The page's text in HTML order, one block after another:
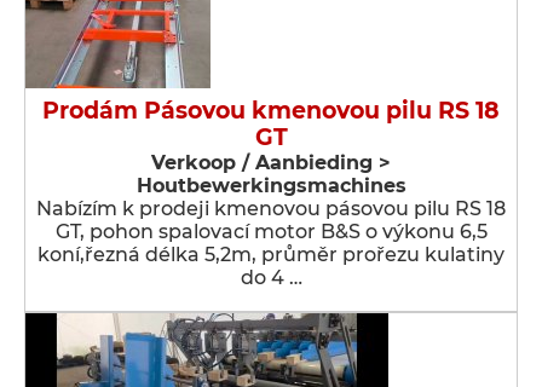
Prodám Pásovou kmenovou pilu RS 18
GT
Verkoop / Aanbieding >
Houtbewerkingsmachines
Nabízím k prodeji kmenovou pásovou pilu RS 18
GT, pohon spalovací motor B&S o výkonu 6,5
koní,řezná délka 5,2m, průměr prořezu kulatiny
do 4 …